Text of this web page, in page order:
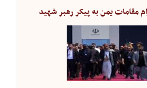
مقامات یمن به پیکر رهبر شهید